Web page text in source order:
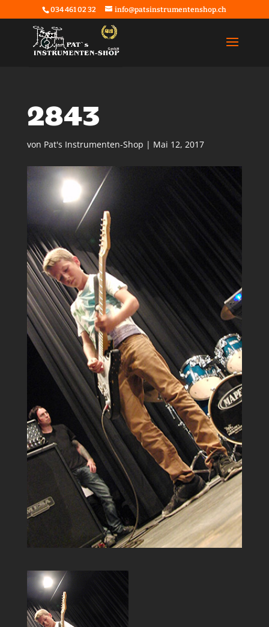
034 461 02 32 info@patsinstrumentenshop.ch
2843
von Pat's Instrumenten-Shop | Mai 12, 2017